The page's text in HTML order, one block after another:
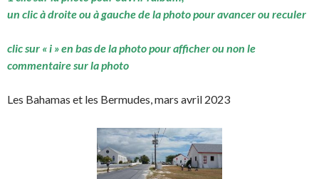
un clic à droite ou à gauche de la photo pour avancer ou reculer
clic sur « i » en bas de la photo pour afficher ou non le
commentaire sur la photo
Les Bahamas et les Bermudes, mars avril 2023